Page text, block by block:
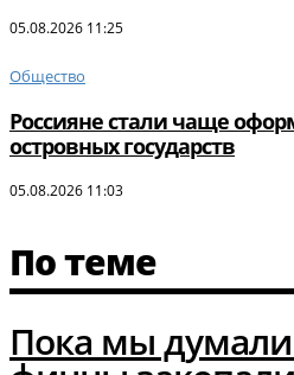
05.08.2026 11:25
Общество
Россияне стали чаще
островных государств
05.08.2026 11:03
По теме
Пока мы